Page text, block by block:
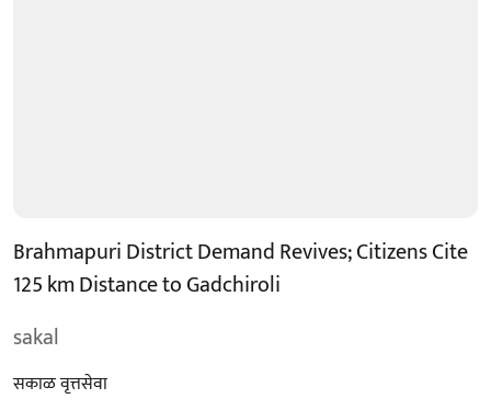
Brahmapuri District Demand Revives; Citizens Cite
125 km Distance to Gadchiroli
sakal
सकाळ वृत्तसेवा